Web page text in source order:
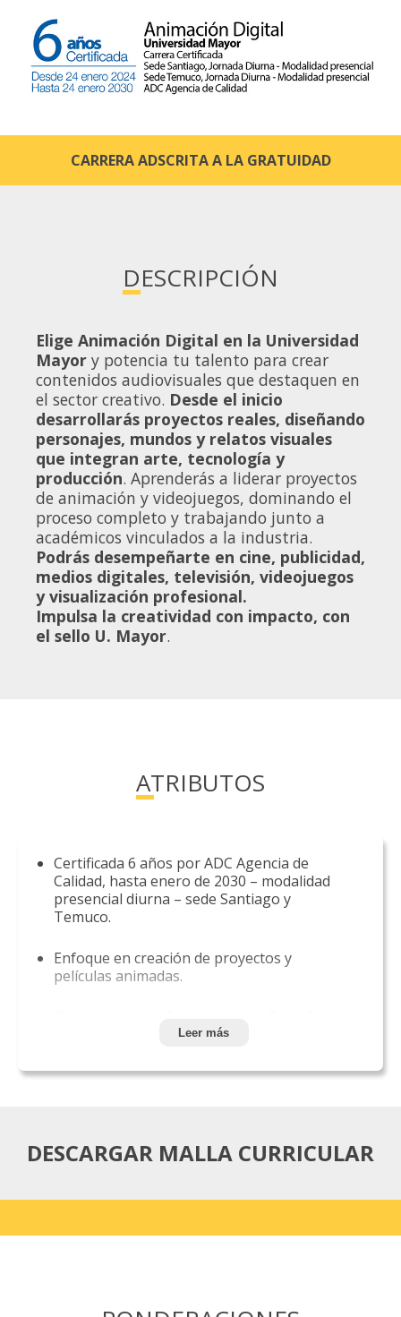
CARRERA ADSCRITA A LA GRATUIDAD
DESCRIPCIÓN
Elige Animación Digital en la Universidad
Mayor y potencia tu talento para crear
contenidos audiovisuales que destaquen en
el sector creativo. Desde el inicio
desarrollarás proyectos reales, diseñando
personajes, mundos y relatos visuales
que integran arte, tecnología y
producción. Aprenderás a liderar proyectos
de animación y videojuegos, dominando el
proceso completo y trabajando junto a
académicos vinculados a la industria.
Podrás desempeñarte en cine, publicidad,
medios digitales, televisión, videojuegos
y visualización profesional.
Impulsa la creatividad con impacto, con
el sello U. Mayor.
ATRIBUTOS
Certificada 6 años por ADC Agencia de
Calidad, hasta enero de 2030 – modalidad
presencial diurna – sede Santiago y
Temuco.
Enfoque en creación de proyectos y
películas animadas.
Desarrollo de cortometrajes desde
propia Universidad.
Leer más
DESCARGAR MALLA CURRICULAR